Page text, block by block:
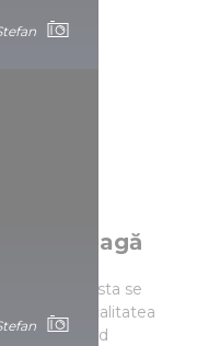
întreagă
și la Budapesta se
unde calitatea
târgul fiind